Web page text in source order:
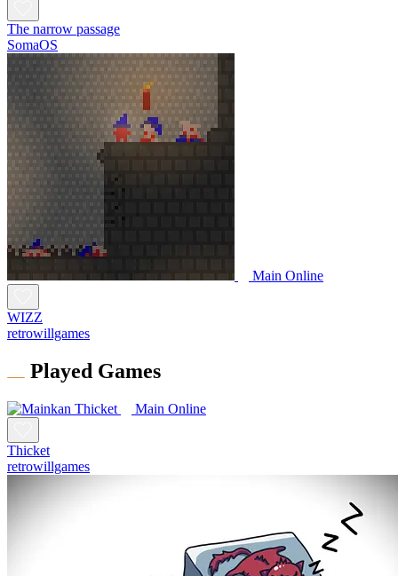
The narrow passage
SomaOS
Main Online
WIZZ
retrowillgames
Played Games
Main Online
Thicket
retrowillgames